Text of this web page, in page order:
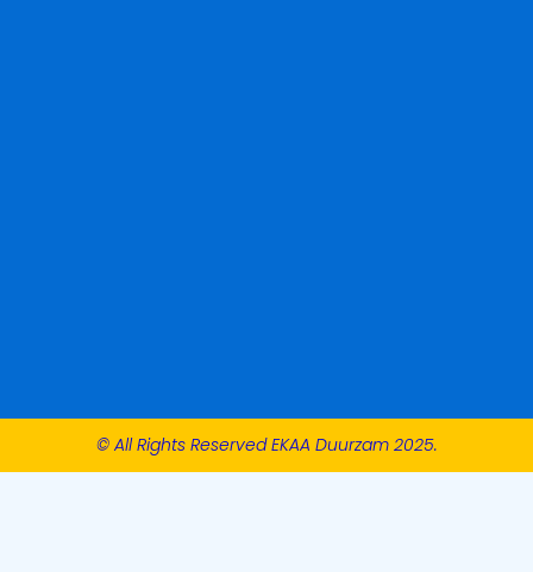
© All Rights Reserved EKAA Duurzam 2025.